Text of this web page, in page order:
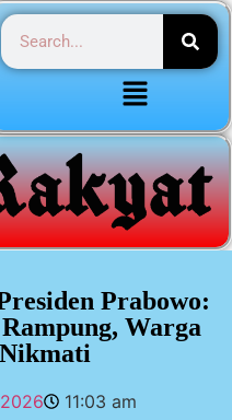
Prabowo:
Warga
11:03 am